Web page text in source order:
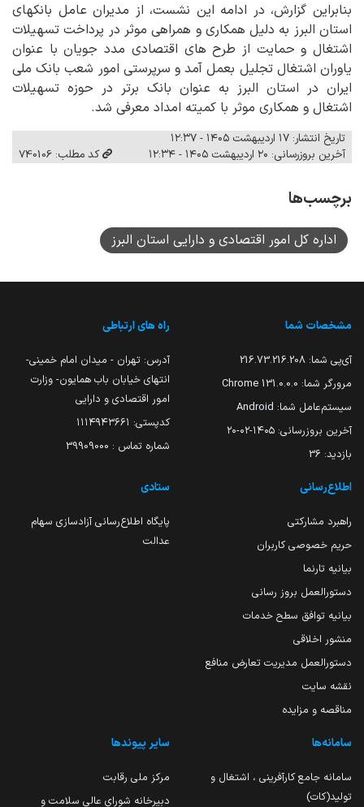
بنابراین گزارش، در ادامه این نشست، از مدیران عامل بانکهای
استان البرز به دلیل همکاری و همراهی موثر در پرداخت تسهیلات
اشتغال و حمایت از طرح های اقتصادی مدد جویان با عنوان
یاوران اشتغال تجلیل بعمل آمد و سرپرستی امور شعب بانک ملی
ایران در استان البرز به عنوان بانک برتر در حوزه تسهیلات
اشتغال و همکاری موثر با کمیته امداد معرفی شد.
تاریخ انتشار: ۱۷ اردیبهشت ۱۴۰۵ - ۱۲:۳۷
آخرین بروزرسانی: ۲۰ اردیبهشت ۱۴۰۵ - ۱۲:۳۴
کد مطلب: 740106
برچسب‌ها
اداره کل امور اقتصادی و دارایی استان البرز
مشخصات شما
آی‌پی شما: 216.73.216.208
مرورگر شما: 131.0.0.0 Chrome
سیستم‌عامل شما: Android
آخرین بروزرسانی: ۱۴۰۵-۰۲-۲۰
بازدید: 36
راه های ارتباطی
آدرس: تهران - میدان امام خمینی-
انتهای خیابان باب همایون- وزارت
امور اقتصادی و دارایی
کدپستی: ۱۱۱۴۹۴۳۶۶۱
شماره تماس : 39909000
اطلاع‌رسانی
راهبرد مشارکتی
حریم خصوصی کاربران
بیانیه تارنما
دستورالعمل بروز رسانی
بیانیه توافق سطح خدمات
منشور اخلاقی
دستورالعمل مدیریت تعارض منافع
نقشه سایت
مناقصه و مزایده
ستادی
پایگاه اطلاع‌رسانی آزادسازی سهام
عدالت
سامانه‌ها
سامانه جامع کارآفرینی ، اشتغال و
تولید(کات)
سایر پیوندها
مرکز ملی رقابت
دبیرخانه شورای عالی سلامت و